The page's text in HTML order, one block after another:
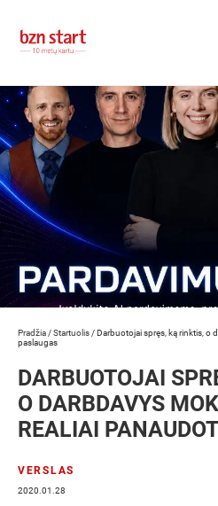
Pradžia /Startuolis /Darbuotojai spręs, ką rinktis, o
paslaugas
DARBUOTOJAI
O DARBDAVYS
REALIAI
VERSLAS
2020.01.28